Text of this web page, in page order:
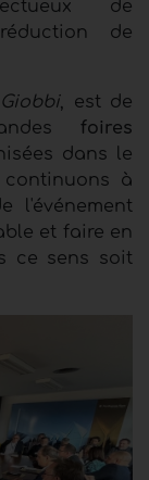
de
de
, est de
foires
dans le
continuons à
l'événement
et faire en
ce sens soit